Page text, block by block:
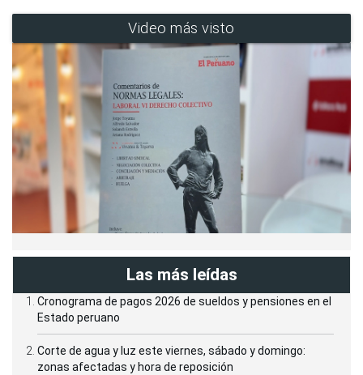
Video más visto
Las más leídas
Cronograma de pagos 2026 de sueldos y pensiones en el
Estado peruano
Corte de agua y luz este viernes, sábado y domingo:
zonas afectadas y hora de reposición